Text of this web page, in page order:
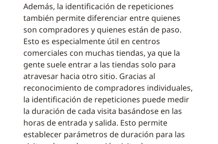
Además, la identificación de repeticiones
también permite diferenciar entre quienes
son compradores y quienes están de paso.
Esto es especialmente útil en centros
comerciales con muchas tiendas, ya que la
gente suele entrar a las tiendas solo para
atravesar hacia otro sitio. Gracias al
reconocimiento de compradores individuales,
la identificación de repeticiones puede medir
la duración de cada visita basándose en las
horas de entrada y salida. Esto permite
establecer parámetros de duración para las